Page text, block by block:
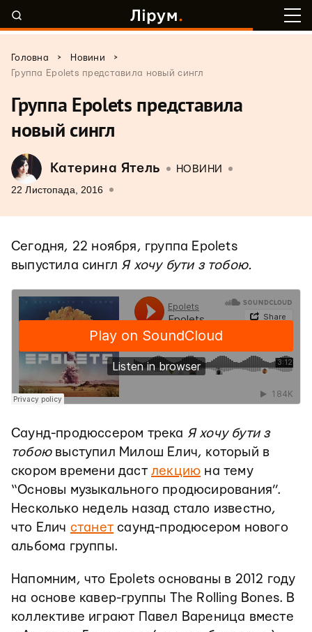
Головна > Новини
>
Группа Epolets представила новый сингл
Группа Epolets представила
новый сингл
Катерина Ятель НОВИНИ
22 Листопада, 2016
Сегодня, 22 ноября, группа Epolets
выпустила сингл Я хочу бути з тобою.
Саунд-продюссером трека Я хочу бути з
тобою выступил Милош Елич, который в
скором времени даст лекцию на тему
“Основы музыкального продюсирования”.
Несколько недель назад стало известно,
что Елич станет саунд-продюсером нового
альбома группы.
Напомним, что Epolets основаны в 2012 году
на основе кавер-группы The Rolling Bones. В
коллективе играют Павел Вареница вместе